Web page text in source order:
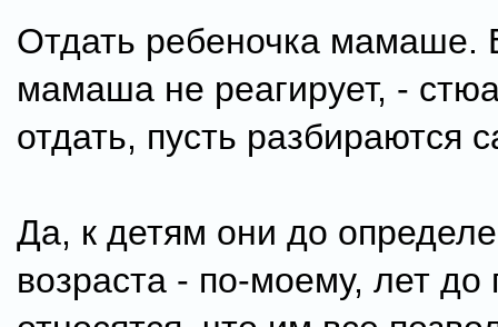
Отдать ребеночка мамаше.
мамаша не реагирует, -
отдать, пусть разбираются
Да, к детям они до
возраста - по-моему, лет до